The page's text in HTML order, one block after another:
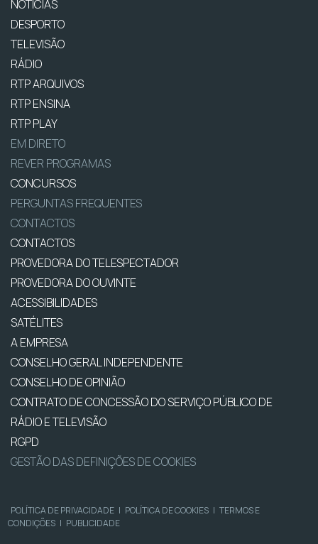
NOTÍCIAS
DESPORTO
TELEVISÃO
RÁDIO
RTP ARQUIVOS
RTP ENSINA
RTP PLAY
EM DIRETO
REVER PROGRAMAS
CONCURSOS
PERGUNTAS FREQUENTES
CONTACTOS
CONTACTOS
PROVEDORA DO TELESPECTADOR
PROVEDORA DO OUVINTE
ACESSIBILIDADES
SATÉLITES
A EMPRESA
CONSELHO GERAL INDEPENDENTE
CONSELHO DE OPINIÃO
CONTRATO DE CONCESSÃO DO SERVIÇO PÚBLICO DE
RÁDIO E TELEVISÃO
RGPD
GESTÃO DAS DEFINIÇÕES DE COOKIES
POLÍTICA DE PRIVACIDADE | POLÍTICA DE COOKIES | TERMOS E
CONDIÇÕES | PUBLICIDADE